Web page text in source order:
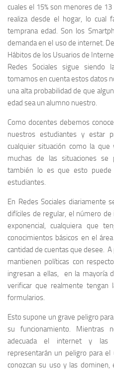
cuales el 15% son menores de
realiza desde el hogar, lo cual
temprana edad. Son los
demanda en el uso de internet.
Hábitos de los Usuarios de
Redes Sociales sigue siendo
tomamos en cuenta estos datos
una alta probabilidad de que
edad sea un alumno nuestro.
Como docentes debemos
nuestros estudiantes y estar
cualquier situación como la
muchas de las situaciones
también lo es que esto puede
estudiantes.
En Redes Sociales diariamente
difíciles de regular, el número
exponencial, cualquiera que
conocimientos básicos en el
cantidad de cuentas que desee.
mantienen políticas con
ingresan a ellas, en la mayoría
verificar que realmente
formularios.
Esto supone un grave peligro
su funcionamiento. Mientras
adecuada el internet y las
representarán un peligro para
conozcan su uso y las